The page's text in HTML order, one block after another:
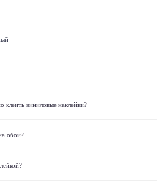
виниловые наклейки?
обои?